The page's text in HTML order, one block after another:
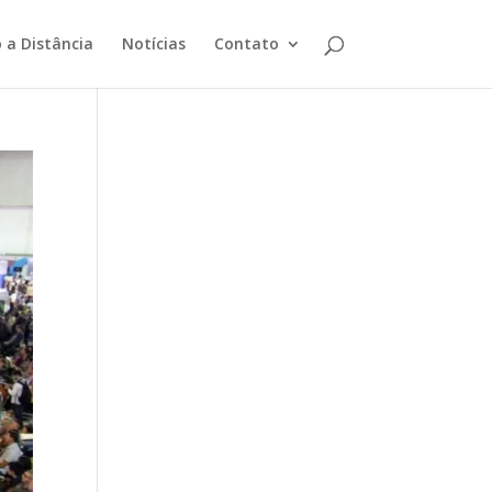
a Distância Notícias Contato